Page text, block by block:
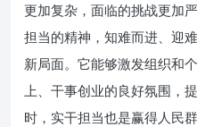
更加复杂，面临的挑战更加
担当的精神，知难而进、迎
新局面。它能够激发组织和
上、干事创业的良好氛围，
时，实干担当也是赢得人民